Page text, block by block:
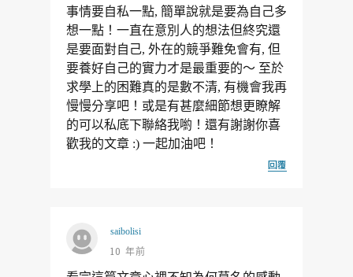
事情要自私一點, 簡單說就是要為自己多
想一點！一直在意別人的想法但終究還
是要面對自己, 外在的競爭難免會有, 但
要養好自己的實力才是最重要的～ 至於
求學上的困難真的是數不清, 有機會我再
慢慢分享吧！或是有甚麼細節想更瞭解
的可以私底下聯絡我喲！還有謝謝你喜
歡我的文章 :) 一起加油吧！
回覆
saibolisi
10 年前